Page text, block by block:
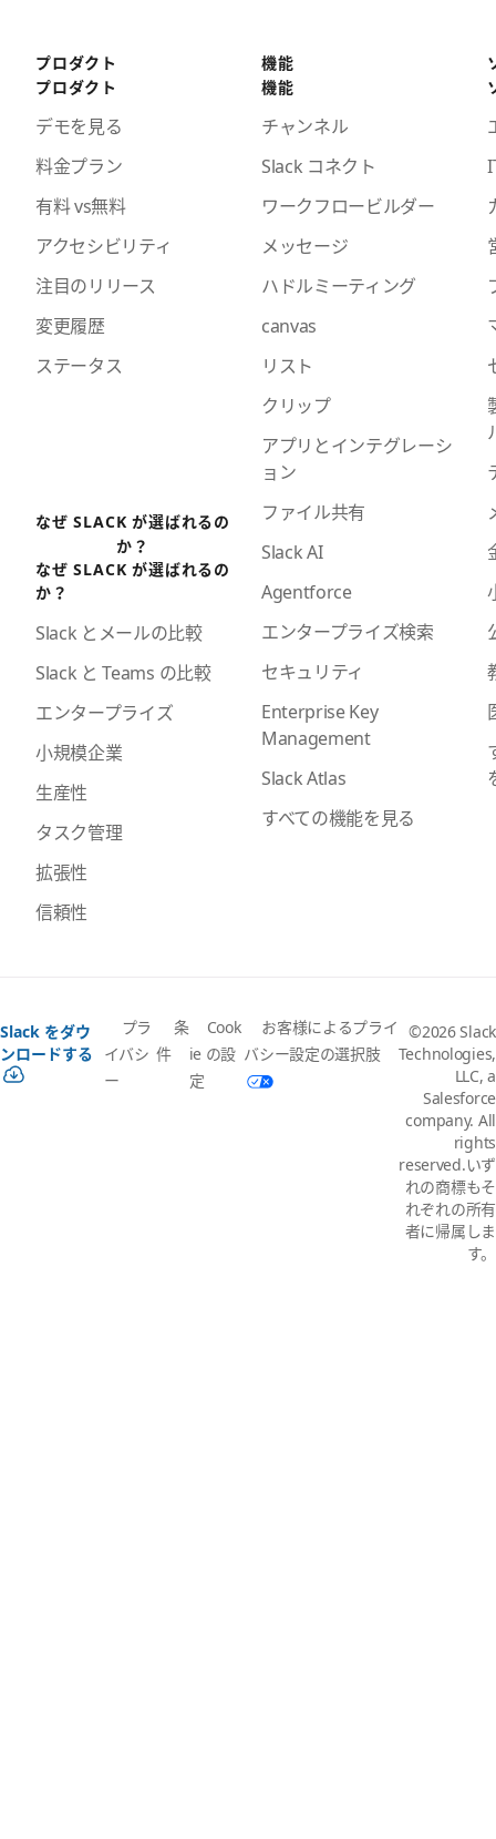
プロダクト
プロダクト
デモを見る
料金プラン
有料 vs無料
アクセシビリティ
注目のリリース
変更履歴
ステータス
なぜ SLACK が選ばれるの
か？
なぜ SLACK が選ばれるの
か？
Slack とメールの比較
Slack と Teams の比較
エンタープライズ
小規模企業
生産性
タスク管理
拡張性
信頼性
機能
機能
チャンネル
Slack コネクト
ワークフロービルダー
メッセージ
ハドルミーティング
canvas
リスト
クリップ
アプリとインテグレーシ
ョン
ファイル共有
Slack AI
Agentforce
エンタープライズ検索
セキュリティ
Enterprise Key
Management
Slack Atlas
すべての機能を見る
Slack をダウ
ンロードする
プラ
イバシ
ー
条
件
Cook
ie の設
定
お客様によるプライ
バシー設定の選択肢
©2026 Slack
Technologies,
LLC, a
Salesforce
company. All
rights
reserved.いず
れの商標もそ
れぞれの所有
者に帰属しま
す。